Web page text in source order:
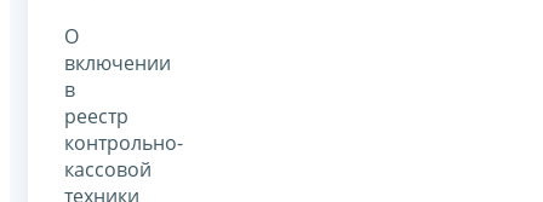
О
включении
в
реестр
контрольно-
кассовой
техники